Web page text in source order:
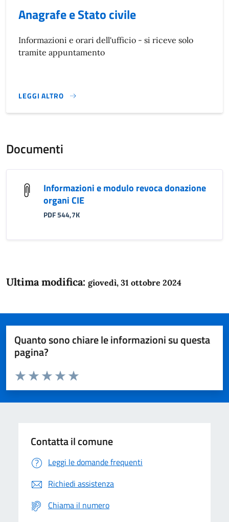
Anagrafe e Stato civile
Informazioni e orari dell'ufficio - si riceve solo
tramite appuntamento
LEGGI ALTRO
}
Documenti
Informazioni e modulo revoca donazione
organi CIE
PDF 544,7K
Ultima modifica: giovedì, 31 ottobre 2024
Quanto sono chiare le informazioni su questa
pagina?
Domanda
Valuta da 1 a 5 stelle la pagina
Valuta 5 stelle su 5
Valuta 4 stelle su 5
Valuta 3 stelle su 5
Valuta 2 stelle su 5
Valuta 1 stelle su 5
Contatta il comune
Leggi le domande frequenti
Richiedi assistenza
Chiama il numero